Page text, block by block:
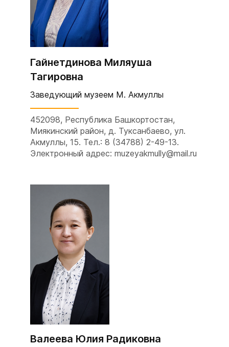
Гайнетдинова Миляуша
Тагировна
Заведующий музеем М. Акмуллы
452098, Республика Башкортостан,
Миякинский район, д. Туксанбаево, ул.
Акмуллы, 15. Тел.: 8 (34788) 2-49-13.
Электронный адрес: muzeyakmully@mail.ru
Валеева Юлия Радиковна